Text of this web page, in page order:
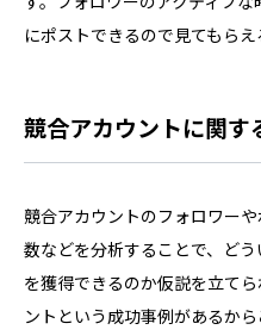
にポストできるので見てもらえ
競合アカウントに関す
競合アカウントのフォロワー
数などを分析することで、ど
を獲得できるのか仮説を立て
ントという成功事例があるか